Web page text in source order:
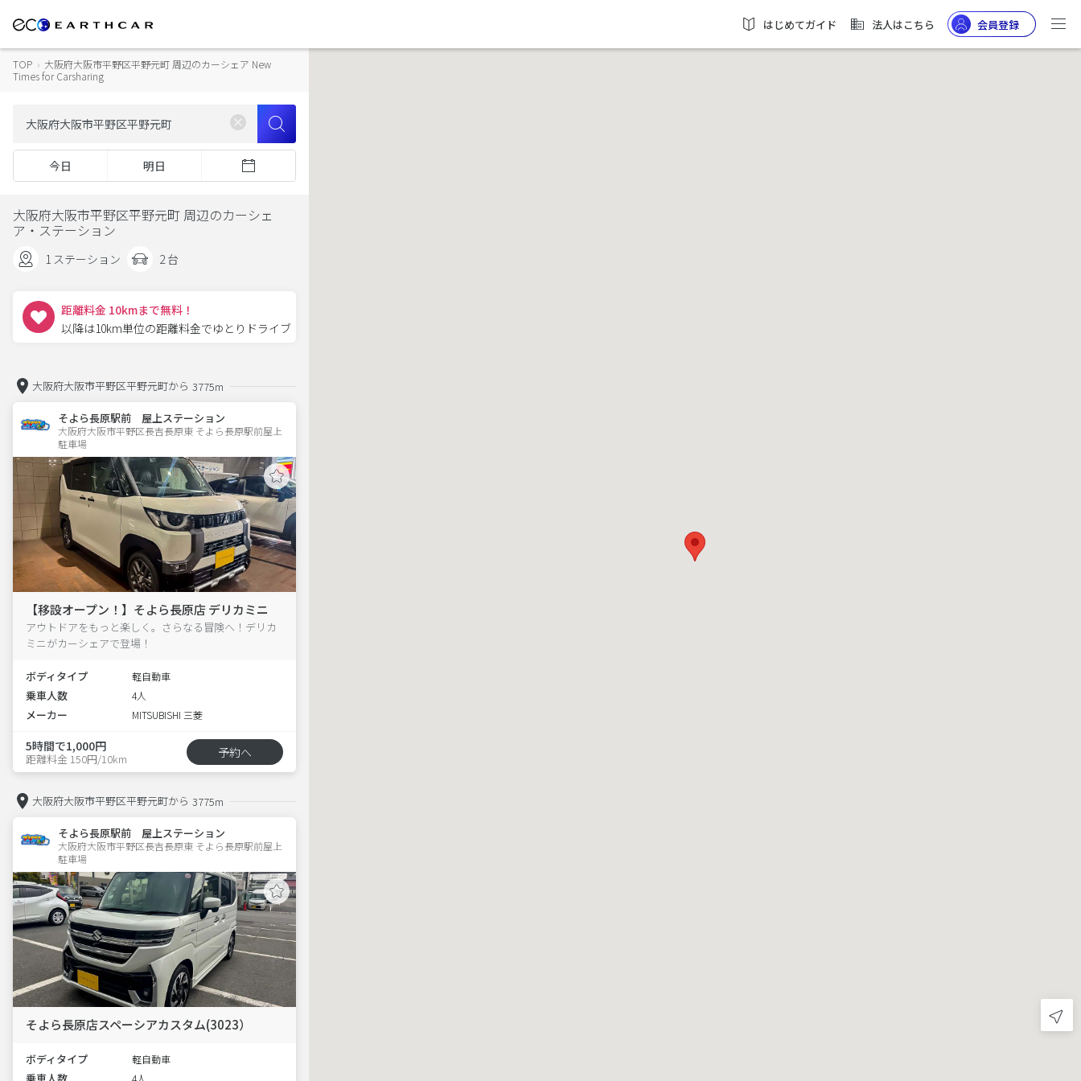
はじめてガイド 法人はこちら 会員登録
TOP › 大阪府大阪市平野区平野元町 周辺のカーシェア New
Times for Carsharing
今日 明日
大阪府大阪市平野区平野元町 周辺のカーシェ
ア・ステーション
1 ステーション 2 台
距離料金 10kmまで無料！
以降は10km単位の距離料金でゆとりドライブ
大阪府大阪市平野区平野元町から 3775m
そよら長原駅前 屋上ステーション
大阪府大阪市平野区長吉長原東 そよら長原駅前屋上
駐車場
【移設オープン！】そよら長原店 デリカミニ
アウトドアをもっと楽しく。さらなる冒険へ！デリカ
ミニがカーシェアで登場！
ボディタイプ 軽自動車
乗車人数 4人
メーカー MITSUBISHI 三菱
5時間で1,000円
距離料金 150円/10km 予約へ
大阪府大阪市平野区平野元町から 3775m
そよら長原駅前 屋上ステーション
大阪府大阪市平野区長吉長原東 そよら長原駅前屋上
駐車場
そよら長原店スペーシアカスタム(3023）
ボディタイプ 軽自動車
4人